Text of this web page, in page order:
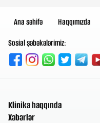
Ana səhifə Haqqımızda
Sosial şəbəkələrimiz:
Klinika haqqında
Xəbərlər